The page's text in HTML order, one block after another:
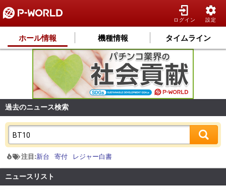
ログイン 設定
ホール情報 機種情報 タイムライン
過去のニュース検索
注目:新台 寄付 レジャー白書
ニュースリスト